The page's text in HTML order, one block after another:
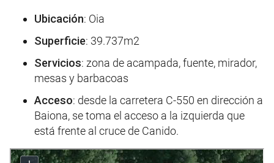
Ubicación: Oia
Superficie: 39.737m2
Servicios: zona de acampada, fuente, mirador,
mesas y barbacoas
Acceso: desde la carretera C-550 en dirección a
Baiona, se toma el acceso a la izquierda que
está frente al cruce de Canido.